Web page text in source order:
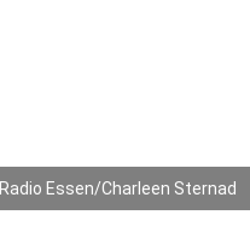
Radio Essen/Charleen Sternad